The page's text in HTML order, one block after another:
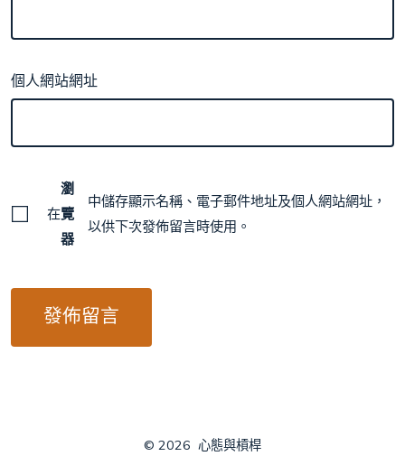
個人網站網址
在
瀏
覽
器
中儲存顯示名稱、電子郵件地址及個人網站網址，
以供下次發佈留言時使用。
© 2026 心態與槓桿